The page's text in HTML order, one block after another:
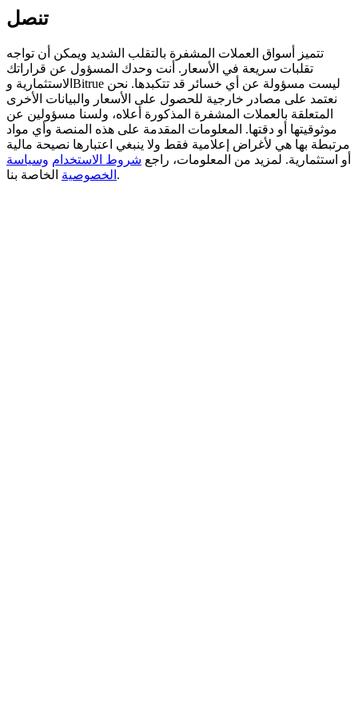
Register & Trade to Win 500,000 USDT
Precious Metals Trading Carnival
Trade Gold & Silver · 33,333 USDT Bonus
USDT New User Exclusive 10% APR
تنصل
تتميز أسواق العملات المشفرة بالتقلب الشديد ويمكن أن تواجه
تقلبات سريعة في الأسعار. أنت وحدك المسؤول عن قراراتك
الاستثمارية وBitrue ليست مسؤولة عن أي خسائر قد تتكبدها. نحن
نعتمد على مصادر خارجية للحصول على الأسعار والبيانات الأخرى
المتعلقة بالعملات المشفرة المذكورة أعلاه، ولسنا مسؤولين عن
موثوقيتها أو دقتها. المعلومات المقدمة على هذه المنصة وأي مواد
مرتبطة بها هي لأغراض إعلامية فقط ولا ينبغي اعتبارها نصيحة مالية
أو استثمارية. لمزيد من المعلومات، راجع شروط الاستخدام وسياسة
الخصوصية الخاصة بنا.